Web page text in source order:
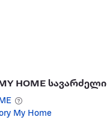
MY HOME სავარძელი
My Home